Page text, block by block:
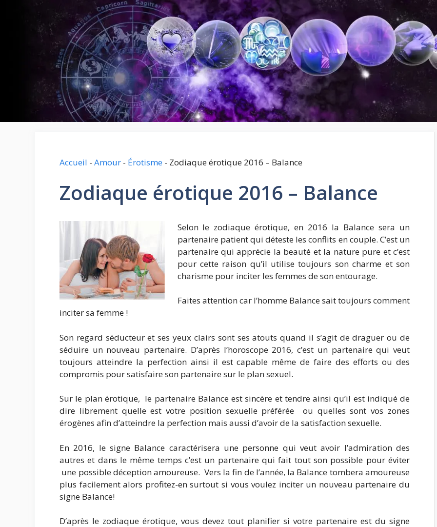
Accueil - Amour - Érotisme - Zodiaque érotique 2016 – Balance
Zodiaque érotique 2016 – Balance
Selon le zodiaque érotique, en 2016 la Balance sera un
partenaire patient qui déteste les conflits en couple. C’est un
partenaire qui apprécie la beauté et la nature pure et c’est
pour cette raison qu’il utilise toujours son charme et son
charisme pour inciter les femmes de son entourage.
Faites attention car l’homme Balance sait toujours comment
inciter sa femme !
Son regard séducteur et ses yeux clairs sont ses atouts quand il s’agit de draguer ou de
séduire un nouveau partenaire. D’après l’horoscope 2016, c’est un partenaire qui veut
toujours atteindre la perfection ainsi il est capable même de faire des efforts ou des
compromis pour satisfaire son partenaire sur le plan sexuel.
Sur le plan érotique, le partenaire Balance est sincère et tendre ainsi qu’il est indiqué de
dire librement quelle est votre position sexuelle préférée ou quelles sont vos zones
érogènes afin d’atteindre la perfection mais aussi d’avoir de la satisfaction sexuelle.
En 2016, le signe Balance caractérisera une personne qui veut avoir l’admiration des
autres et dans le même temps c’est un partenaire qui fait tout son possible pour éviter
une possible déception amoureuse. Vers la fin de l’année, la Balance tombera amoureuse
plus facilement alors profitez-en surtout si vous voulez inciter un nouveau partenaire du
signe Balance!
D’après le zodiaque érotique, vous devez tout planifier si votre partenaire est du signe